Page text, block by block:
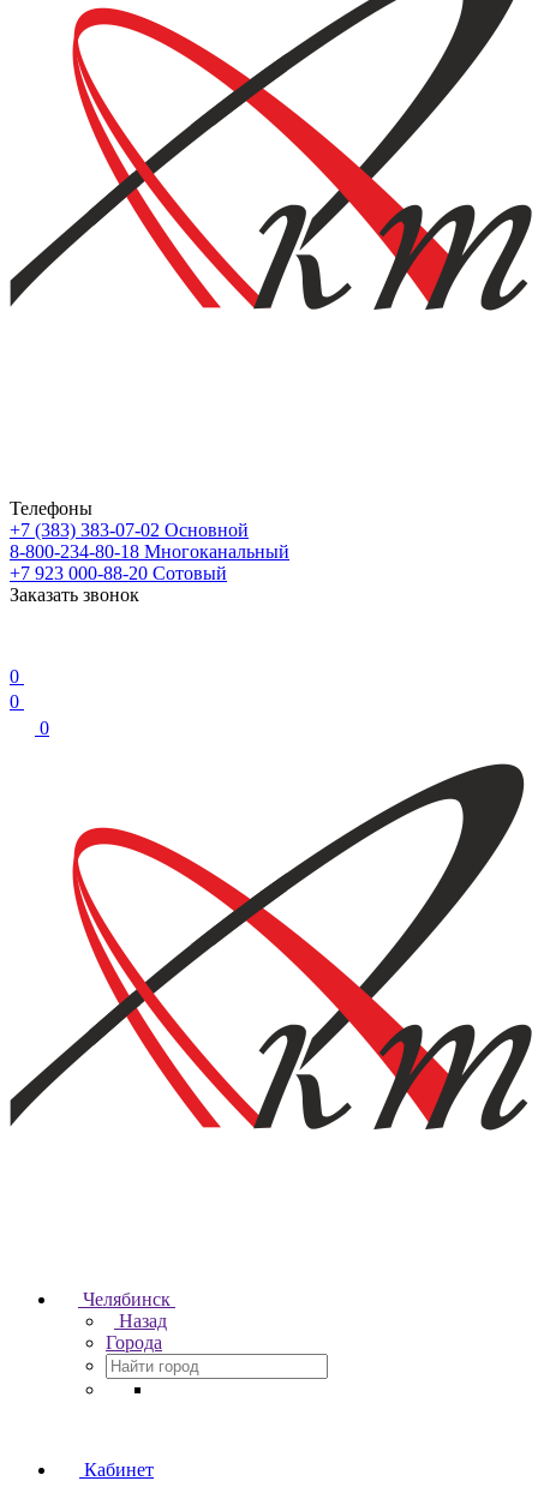
Телефоны
+7 (383) 383-07-02 Основной
8-800-234-80-18 Многоканальный
+7 923 000-88-20 Сотовый
Заказать звонок
0
0
0
Челябинск
Назад
Города
Кабинет